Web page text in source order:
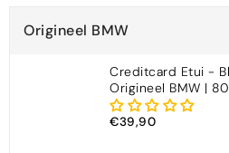
Origineel BMW
Creditcard Etui -
Origineel BMW |
€39,90